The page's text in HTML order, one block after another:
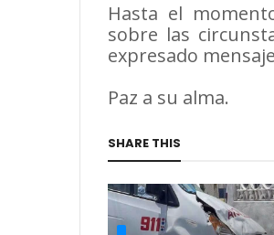
Hasta el
sobre las
expresado
Paz a su alma.
SHARE THIS